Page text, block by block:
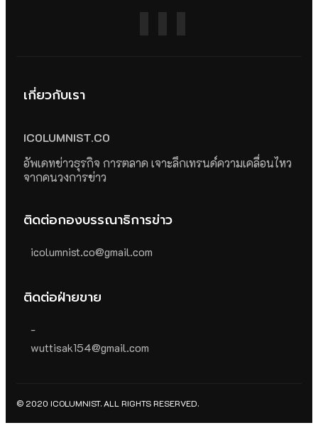
เกี่ยวกับเรา
ICOLUMNIST.CO
อัพเดทข่าวธุรกิจ การตลาด เจาะลึกเทรนด์ความเคลื่อนไหว
จากคนวงการข่าว
ติดต่อกองบรรณาธิการข่าว
icolumnist.co@gmail.com
ติดต่อฝ่ายขาย
-
wuttisak154@gmail.com
© 2020 ICOLUMNIST. ALL RIGHTS RESERVED.